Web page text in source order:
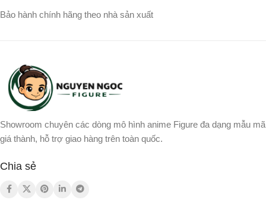
Broly ,Gogeta ,Songoku ,
NHÂN VẬT
Bảo hành chính hãng theo nhà sản xuất
Showroom chuyên các dòng mô hình anime Figure đa dạng mẫu mã
giá thành, hỗ trợ giao hàng trên toàn quốc.
Chia sẻ